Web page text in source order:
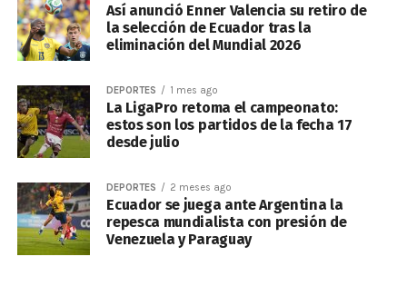
Así anunció Enner Valencia su retiro de
la selección de Ecuador tras la
eliminación del Mundial 2026
DEPORTES 1 mes ago
La LigaPro retoma el campeonato:
estos son los partidos de la fecha 17
desde julio
DEPORTES 2 meses ago
Ecuador se juega ante Argentina la
repesca mundialista con presión de
Venezuela y Paraguay